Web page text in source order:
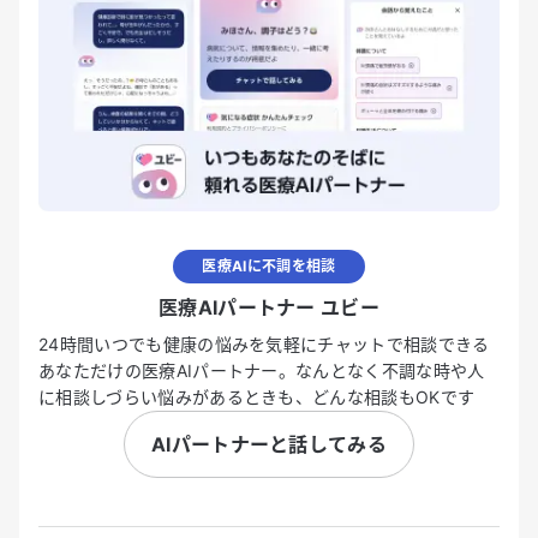
医療AIに不調を相談
医療AIパートナー ユビー
24時間いつでも健康の悩みを気軽にチャットで相談できる
あなただけの医療AIパートナー。なんとなく不調な時や人
に相談しづらい悩みがあるときも、どんな相談もOKです
AIパートナーと話してみる